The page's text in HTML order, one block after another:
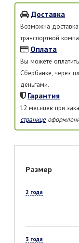
Доставка
Возможна доставка
транспортной
Оплата
Вы можете
Сбербанке, через
деньгами.
Гарантия
12 месяцев при
странице
Размер
2 года
3 года